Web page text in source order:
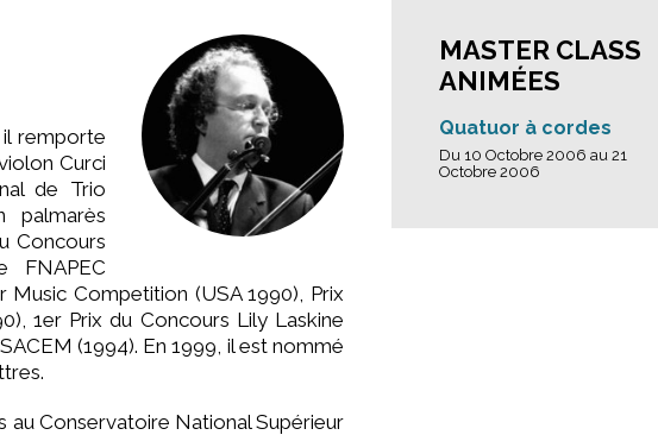
il remporte
Curci
de Trio
palmarès
Concours
FNAPEC
Music Competition (USA 1990), Prix
1er Prix du Concours Lily Laskine
(1994). En 1999, il est nommé
au Conservatoire National Supérieur
MASTER CLASS
ANIMÉES
Quatuor à cordes
Du 10 Octobre 2006 au 21
Octobre 2006